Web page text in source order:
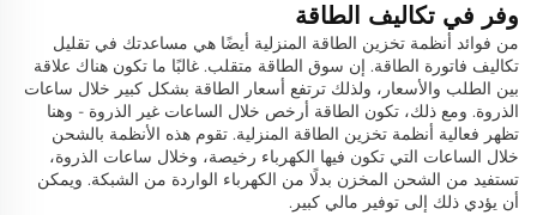
وفر في تكاليف الطاقة
من فوائد أنظمة تخزين الطاقة المنزلية أيضًا هي مساعدتك في تقليل
تكاليف فاتورة الطاقة. إن سوق الطاقة متقلب. غالبًا ما تكون هناك علاقة
بين الطلب والأسعار، ولذلك ترتفع أسعار الطاقة بشكل كبير خلال ساعات
الذروة. ومع ذلك، تكون الطاقة أرخص خلال الساعات غير الذروة - وهنا
تظهر فعالية أنظمة تخزين الطاقة المنزلية. تقوم هذه الأنظمة بالشحن
خلال الساعات التي تكون فيها الكهرباء رخيصة، وخلال ساعات الذروة،
تستفيد من الشحن المخزن بدلًا من الكهرباء الواردة من الشبكة. ويمكن
أن يؤدي ذلك إلى توفير مالي كبير.